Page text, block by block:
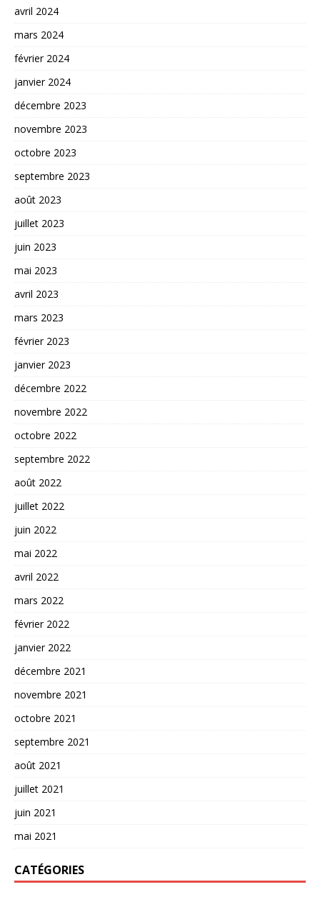
avril 2024
mars 2024
février 2024
janvier 2024
décembre 2023
novembre 2023
octobre 2023
septembre 2023
août 2023
juillet 2023
juin 2023
mai 2023
avril 2023
mars 2023
février 2023
janvier 2023
décembre 2022
novembre 2022
octobre 2022
septembre 2022
août 2022
juillet 2022
juin 2022
mai 2022
avril 2022
mars 2022
février 2022
janvier 2022
décembre 2021
novembre 2021
octobre 2021
septembre 2021
août 2021
juillet 2021
juin 2021
mai 2021
CATÉGORIES